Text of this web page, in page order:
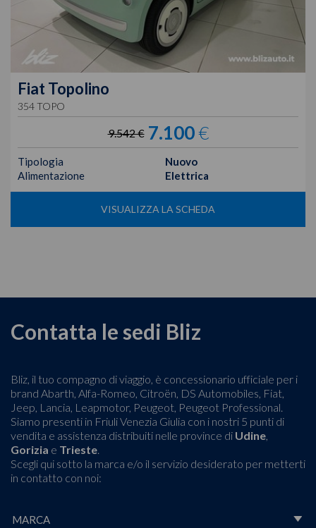
Fiat Topolino
354 TOPO
9.542 € 7.100€
Tipologia
Nuovo
Alimentazione
Elettrica
VISUALIZZA LA SCHEDA
Contatta le sedi Bliz
Bliz, il tuo compagno di viaggio, è concessionario ufficiale per i
brand Abarth, Alfa-Romeo, Citroën, DS Automobiles, Fiat,
Jeep, Lancia, Leapmotor, Peugeot, Peugeot Professional.
Siamo presenti in Friuli Venezia Giulia con i nostri 5 punti di
vendita e assistenza distribuiti nelle province di Udine,
Gorizia e Trieste.
Scegli qui sotto la marca e/o il servizio desiderato per metterti
in contatto con noi: